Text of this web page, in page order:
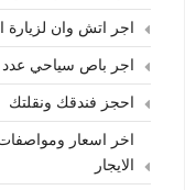
اجر اتش وان لزيارة
اجر باص سياحي عدد 25 فرد
احجز فندقك ونقلتك
الايجار